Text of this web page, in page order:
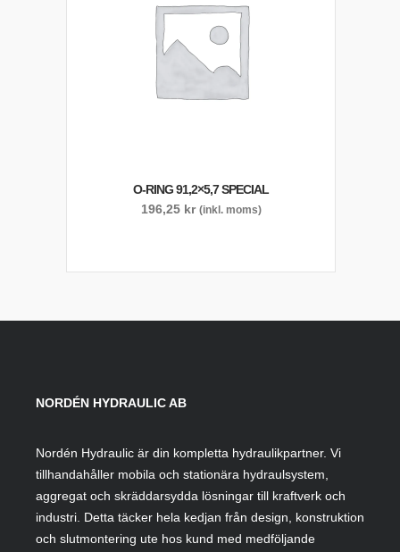
O-RING 91,2×5,7 SPECIAL
196,25 kr (inkl. moms)
NORDÉN HYDRAULIC AB
Nordén Hydraulic är din kompletta hydraulikpartner. Vi
tillhandahåller mobila och stationära hydraulsystem,
aggregat och skräddarsydda lösningar till kraftverk och
industri. Detta täcker hela kedjan från design, konstruktion
och slutmontering ute hos kund med medföljande